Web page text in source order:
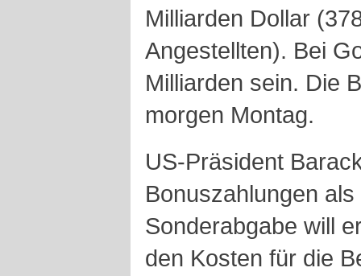
Milliarden Dollar
Angestellten). Bei
Milliarden sein. Die
morgen Montag.
US-Präsident
Bonuszahlungen
Sonderabgabe will
den Kosten für die